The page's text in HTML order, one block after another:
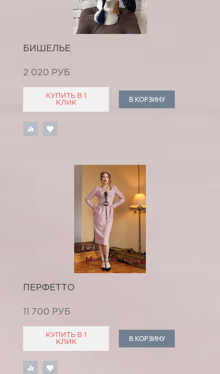
БИШЕЛЬЕ
2 020 РУБ
КУПИТЬ В 1
КЛИК
В КОРЗИНУ
ПЕРФЕТТО
11 700 РУБ
КУПИТЬ В 1
КЛИК
В КОРЗИНУ